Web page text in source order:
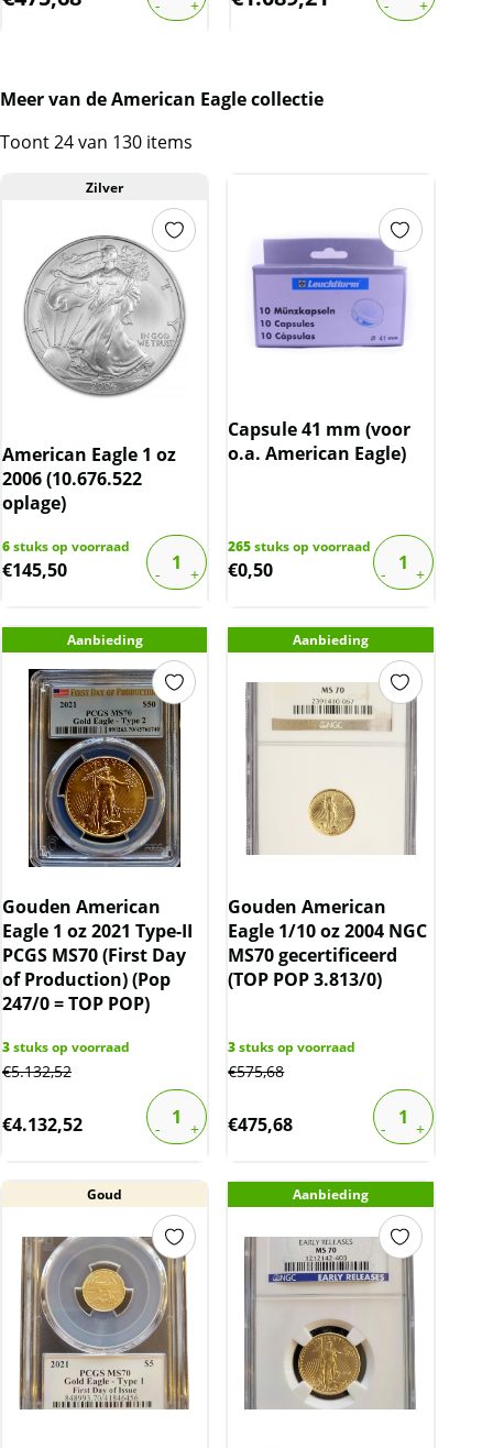
Meer van de American Eagle collectie
Toont 24 van 130 items
Zilver
American Eagle 1 oz
2006 (10.676.522
oplage)
6stuks op voorraad
€145,50
Capsule 41 mm (voor
o.a. American Eagle)
265stuks op voorraad
€0,50
Aanbieding
Gouden American
Eagle 1 oz 2021 Type-II
PCGS MS70 (First Day
of Production) (Pop
247/0 = TOP POP)
3stuks op voorraad
€5.132,52
€4.132,52
Aanbieding
Gouden American
Eagle 1/10 oz 2004 NGC
MS70 gecertificeerd
(TOP POP 3.813/0)
3stuks op voorraad
€575,68
€475,68
Goud Aanbieding